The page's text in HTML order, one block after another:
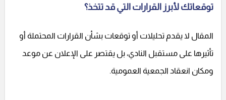
توقعاتك لأبرز القرارات التي قد تتخذ؟
المقال لا يقدم تحليلات أو توقعات بشأن القرارات المحتملة أو
تأثيرها على مستقبل النادي، بل يقتصر على الإعلان عن موعد
ومكان انعقاد الجمعية العمومية.